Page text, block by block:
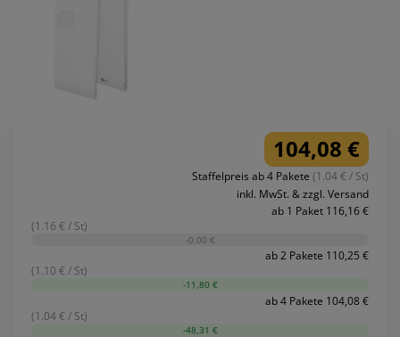
104,08 €
Staffelpreis ab 4 Pakete (1.04 € / St)
inkl. MwSt. & zzgl. Versand
ab 1 Paket 116,16 €
(1.16 € / St)
-0,00 €
ab 2 Pakete 110,25 €
(1.10 € / St)
-11,80 €
ab 4 Pakete 104,08 €
(1.04 € / St)
-48,31 €